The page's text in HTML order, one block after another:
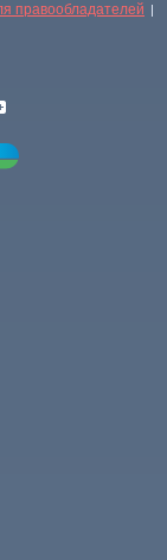
правообладателей |